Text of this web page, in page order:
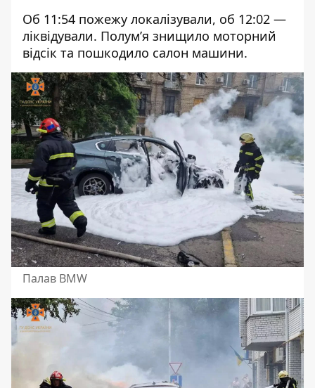
Об 11:54 пожежу локалізували, об 12:02 —
ліквідували. Полум’я знищило моторний
відсік та пошкодило салон машини.
Палав BMW